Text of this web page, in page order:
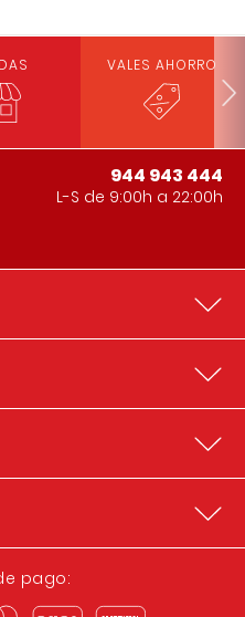
VALES AHORRO
944 943 444
L-S de 9:00h a 22:00h
pago: